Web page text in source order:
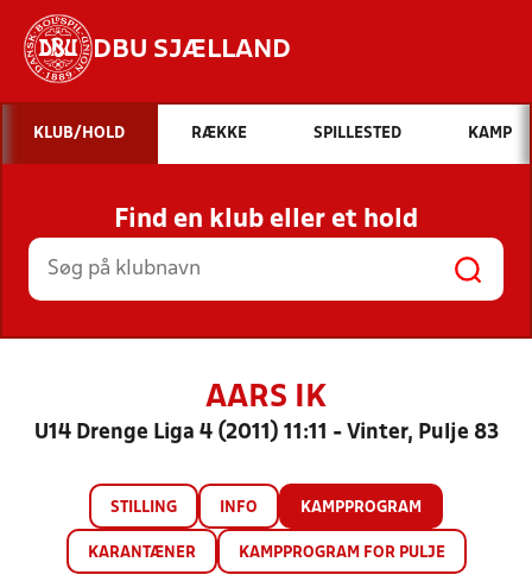
DBU SJÆLLAND
Hvad vil du søge efter?
INDHOLD OG NYHEDER
STILLINGER, RESULTATER, KLUBBER OG
HOLD
KLUB/HOLD RÆKKE SPILLESTED KAMP
Find en klub eller et hold
AARS IK
U14 Drenge Liga 4 (2011) 11:11 - Vinter, Pulje 83
STILLING INFO KAMPPROGRAM
KARANTÆNER KAMPPROGRAM FOR PULJE